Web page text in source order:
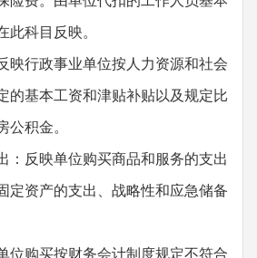
此科目反映。
映行政事业单位按人力资源和社会
的基本工资和津贴补贴以及规定比
积金。
：反映单位购买商品和服务的支出
定资产的支出、战略性和应急储备
位购买按财务会计制度规定不符合